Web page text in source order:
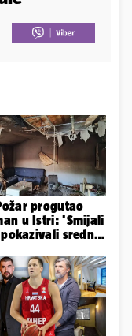
progutao
u Istri: 'Smijali
srednji